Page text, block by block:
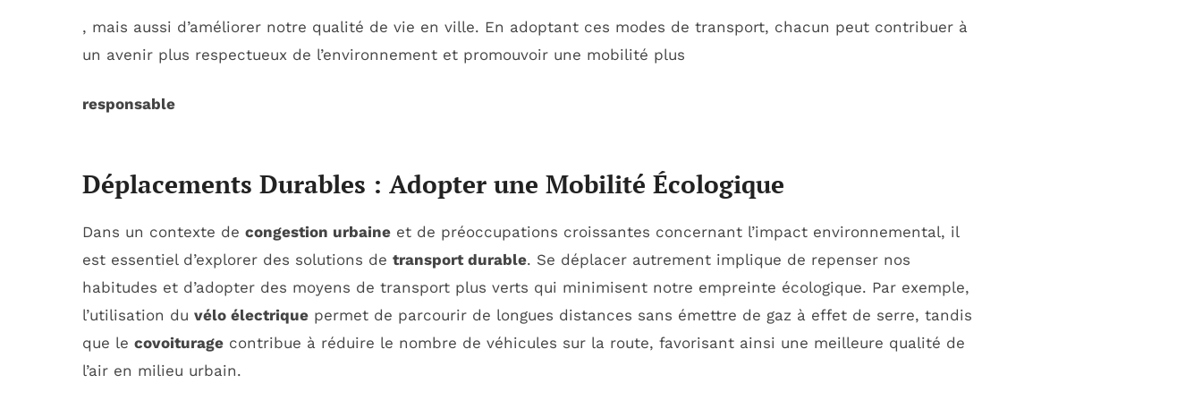
, mais aussi d’améliorer notre qualité de vie en ville. En adoptant ces modes de transport, chacun peut contribuer à
un avenir plus respectueux de l’environnement et promouvoir une mobilité plus
responsable
Déplacements Durables : Adopter une Mobilité Écologique
Dans un contexte de congestion urbaine et de préoccupations croissantes concernant l’impact environnemental, il
est essentiel d’explorer des solutions de transport durable. Se déplacer autrement implique de repenser nos
habitudes et d’adopter des moyens de transport plus verts qui minimisent notre empreinte écologique. Par exemple,
l’utilisation du vélo électrique permet de parcourir de longues distances sans émettre de gaz à effet de serre, tandis
que le covoiturage contribue à réduire le nombre de véhicules sur la route, favorisant ainsi une meilleure qualité de
l’air en milieu urbain.